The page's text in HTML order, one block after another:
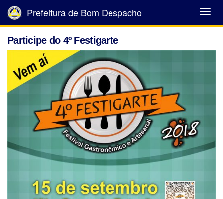
Abrir
Menu
Prefeitura de Bom Despacho
Participe do 4º Festigarte